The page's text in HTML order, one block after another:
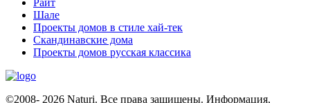
Райт
Шале
Проекты домов в стиле хай-тек
Скандинавские дома
Проекты домов русская классика
©2008- 2026 Naturi. Все права защищены. Информация,